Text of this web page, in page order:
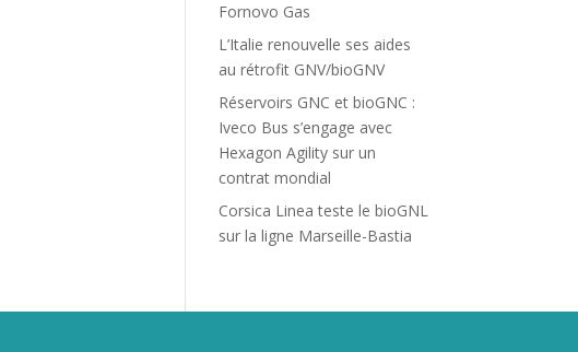
Fornovo Gas
L’Italie renouvelle ses aides
au rétrofit GNV/bioGNV
Réservoirs GNC et bioGNC :
Iveco Bus s’engage avec
Hexagon Agility sur un
contrat mondial
Corsica Linea teste le bioGNL
sur la ligne Marseille-Bastia